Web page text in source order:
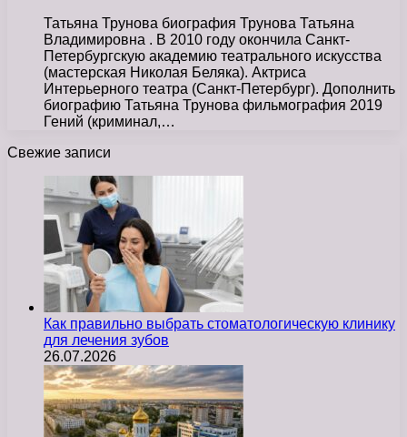
Татьяна Трунова биография Трунова Татьяна
Владимировна . В 2010 году окончила Санкт-
Петербургскую академию театрального искусства
(мастерская Николая Беляка). Актриса
Интерьерного театра (Санкт-Петербург). Дополнить
биографию Татьяна Трунова фильмография 2019
Гений (криминал,…
Свежие записи
Как правильно выбрать стоматологическую клинику
для лечения зубов
26.07.2026